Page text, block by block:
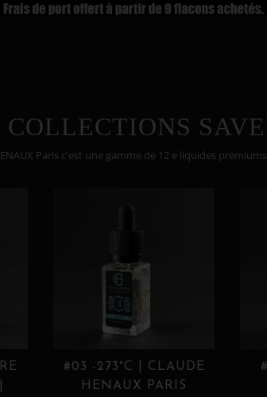
COLLECTIONS
Paris c'est une gamme de 12 e liquides
#03 -273°C | CLAUDE
HENAUX PARIS